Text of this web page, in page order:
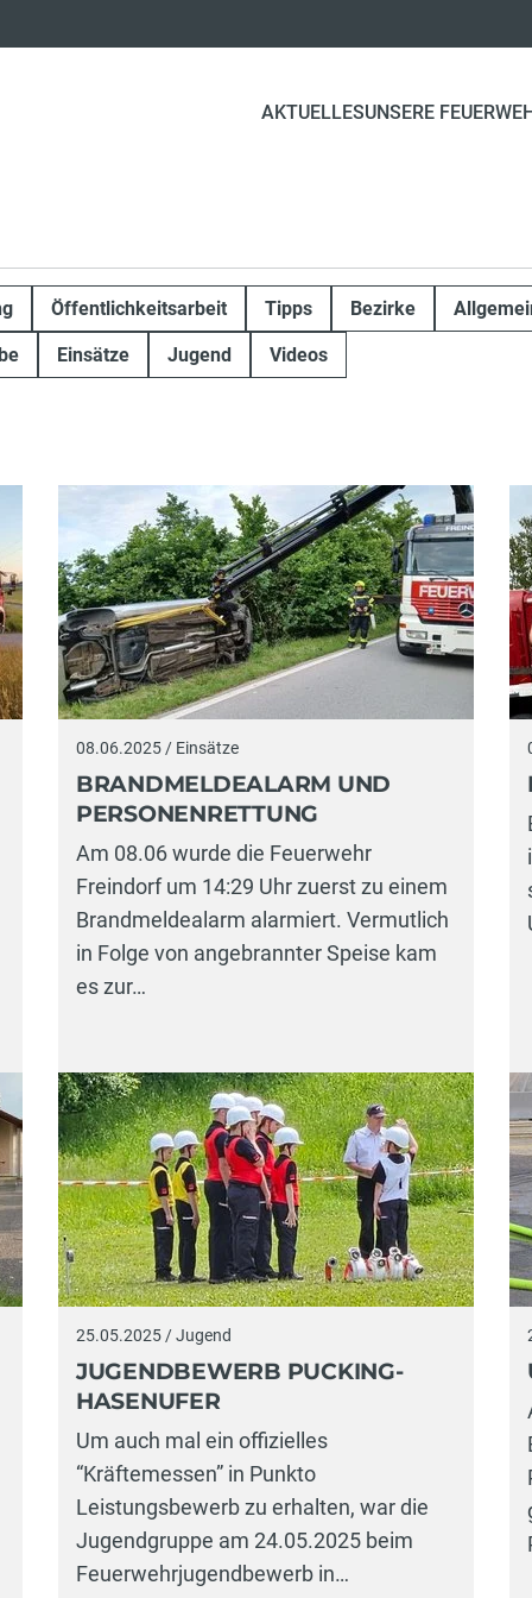
AKTUELLESUNSERE
Öffentlichkeitsarbeit Tipps Bezirke
Einsätze Jugend Videos
08.06.2025 / Einsätze
BRANDMELDEALARM UND
PERSONENRETTUNG
Am 08.06 wurde die Feuerwehr
Freindorf um 14:29 Uhr zuerst zu einem
Brandmeldealarm alarmiert. Vermutlich
in Folge von angebrannter Speise kam
es zur…
25.05.2025 / Jugend
JUGENDBEWERB PUCKING-
HASENUFER
Um auch mal ein offizielles
“Kräftemessen” in Punkto
Leistungsbewerb zu erhalten, war die
Jugendgruppe am 24.05.2025 beim
Feuerwehrjugendbewerb in…